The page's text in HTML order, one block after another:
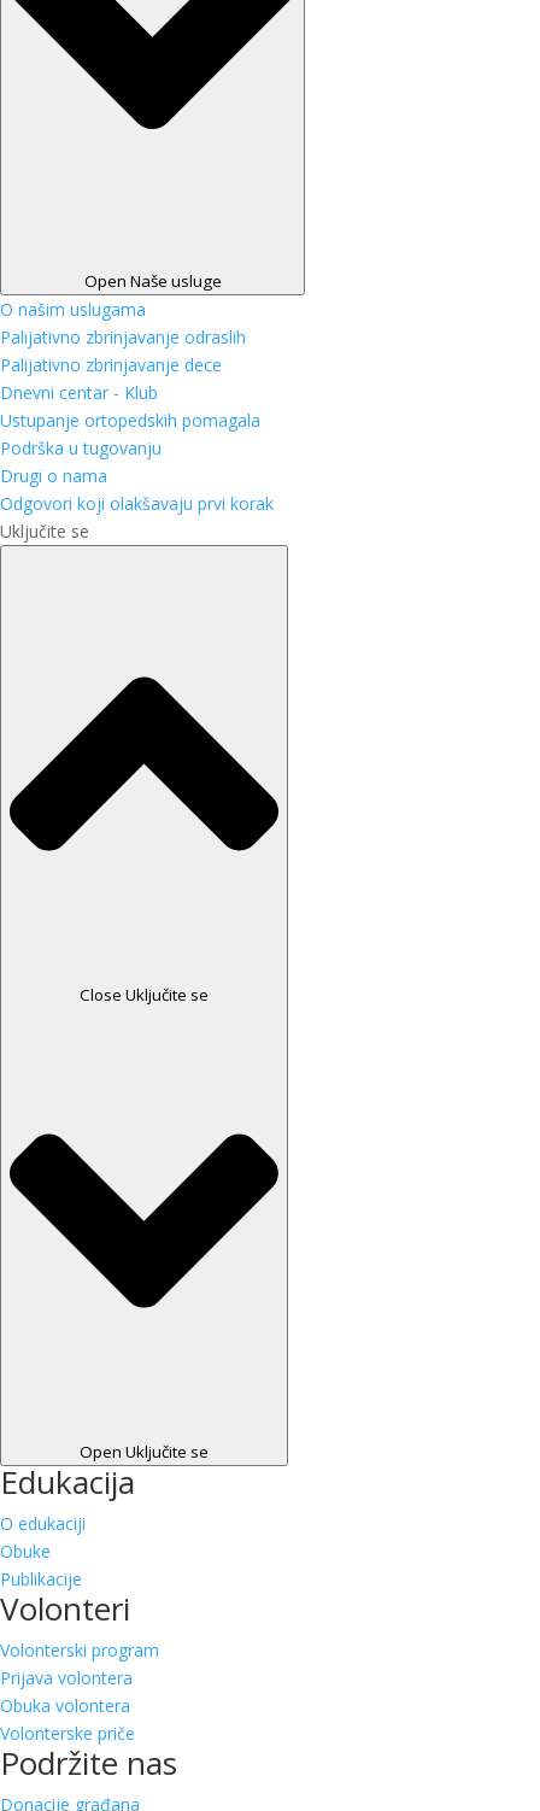
Open Naše usluge
O našim uslugama
Palijativno zbrinjavanje odraslih
Palijativno zbrinjavanje dece
Dnevni centar - Klub
Ustupanje ortopedskih pomagala
Podrška u tugovanju
Drugi o nama
Odgovori koji olakšavaju prvi korak
Uključite se
Close Uključite se
Open Uključite se
Edukacija
O edukaciji
Obuke
Publikacije
Volonteri
Volonterski program
Prijava volontera
Obuka volontera
Volonterske priče
Podržite nas
Donacije građana